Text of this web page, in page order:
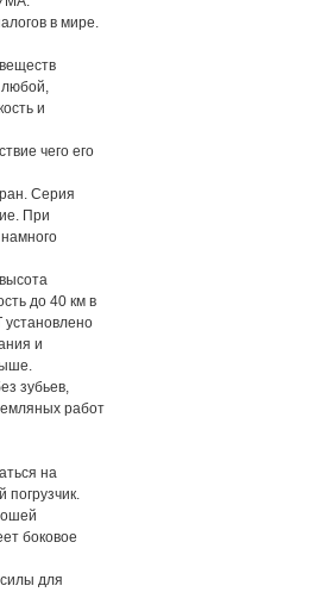
в мире.
и
чего его
Серия
При
до 40 км в
установлено
и
зубьев,
работ
на
погрузчик.
боковое
для